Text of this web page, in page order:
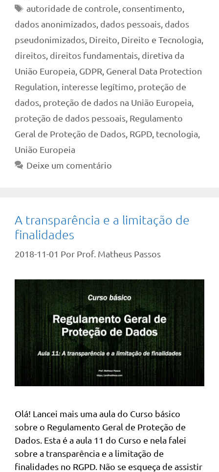
Tags
autoridade de controle consentimento
dados anonimizados dados pessoais dados
pseudonimizados Direito Direito e Tecnologia
direitos direitos fundamentais diretiva da
União Europeia GDPR General Data Protection
Regulation interesse legítimo proteção de
dados proteção de dados na União Europeia
proteção de dados pessoais Regulamento
Geral de Proteção de Dados RGPD tecnologia
União Europeia
Deixe um comentário
A transparência e a limitação de
finalidades
2018-11-01 Por Prof. Matheus Passos
Olá! Lancei mais uma aula do Curso básico
sobre o Regulamento Geral de Proteção de
Dados. Esta é a aula 11 do Curso e nela falei
sobre a transparência e a limitação de
finalidades no RGPD. Não se esqueça de assistir